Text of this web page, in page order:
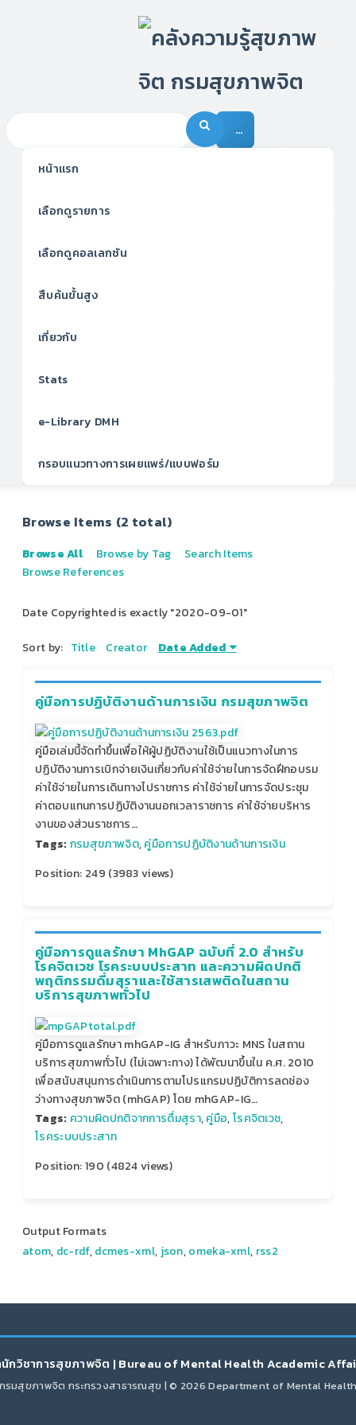
…
หน้าแรก
เลือกดูรายการ
เลือกดูคอลเลกชัน
สืบค้นขั้นสูง
เกี่ยวกับ
Stats
e-Library DMH
กรอบแนวทางการเผยแพร่/แบบฟอร์ม
Browse Items (2 total)
Browse All Browse by Tag
Search Items
Browse References
Date Copyrighted is exactly "2020-09-01"
Sort by: Title Creator Date Added
คู่มือการปฏิบัติงานด้านการเงิน กรมสุขภาพจิต
คู่มือเล่มนี้จัดทำขึ้นเพื่อให้ผู้ปฏิบัติงานใช้เป็นแนวทางในการ
ปฏิบัติงานการเบิกจ่ายเงินเกี่ยวกับค่าใช้จ่ายในการจัดฝึกอบรม
ค่าใช้จ่ายในการเดินทางไปราชการ ค่าใช้จ่ายในการจัดประชุม
ค่าตอบแทนการปฏิบัติงานนอกเวลาราชการ ค่าใช้จ่ายบริหาร
งานของส่วนราชการ…
Tags: กรมสุขภาพจิต,คู่มือการปฏิบัติงานด้านการเงิน
Position: 249 (3983views)
คู่มือการดูแลรักษา MhGAP ฉบับที่ 2.0 สำหรับ
โรคจิตเวช โรคระบบประสาท และความผิดปกติ
พฤติกรรมดื่มสุราและใช้สารเสพติดในสถาน
บริการสุขภาพทั่วไป
คู่มือการดูแลรักษา mhGAP-IG สำหรับภาวะ MNS ในสถาน
บริการสุขภาพทั่วไป (ไม่เฉพาะทาง) ได้พัฒนาขึ้นใน ค.ศ. 2010
เพื่อสนับสนุนการดำเนินการตามโปรแกรมปฏิบัติการลดช่อง
ว่างทางสุขภาพจิต (mhGAP) โดย mhGAP-IG…
Tags: ความผิดปกติจากการดื่มสุรา,คู่มือ,โรคจิตเวช,
โรคระบบประสาท
Position:190 (4824views)
Output Formats
atom, dc-rdf,dcmes-xml, json,omeka-xml, rss2
กวิชาการสุขภาพจิต | Bureau of Mental Health Academic
รมสุขภาพจิต กระทรวงสาธารณสุข | © 2026 Department of Mental